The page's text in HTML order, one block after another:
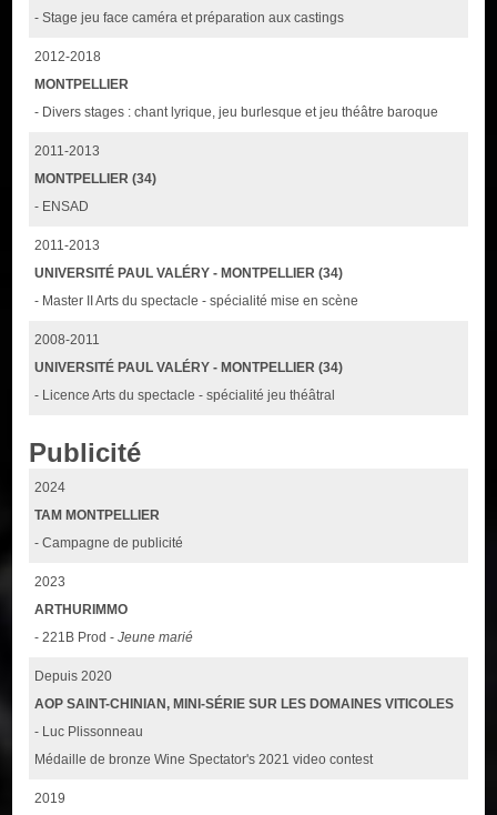
- Stage jeu face caméra et préparation aux castings
2012-2018
MONTPELLIER
- Divers stages : chant lyrique, jeu burlesque et jeu théâtre baroque
2011-2013
MONTPELLIER (34)
- ENSAD
2011-2013
UNIVERSITÉ PAUL VALÉRY - MONTPELLIER (34)
- Master II Arts du spectacle - spécialité mise en scène
2008-2011
UNIVERSITÉ PAUL VALÉRY - MONTPELLIER (34)
- Licence Arts du spectacle - spécialité jeu théâtral
Publicité
2024
TAM MONTPELLIER
- Campagne de publicité
2023
ARTHURIMMO
- 221B Prod -Jeune marié
Depuis 2020
AOP SAINT-CHINIAN, MINI-SÉRIE SUR LES DOMAINES VITICOLES
- Luc Plissonneau
Médaille de bronze Wine Spectator's 2021 video contest
2019